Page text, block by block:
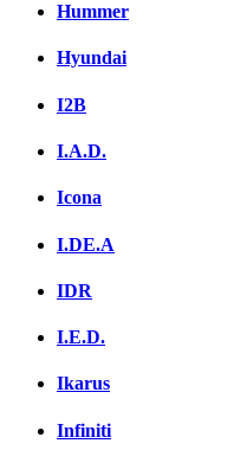
Hummer
Hyundai
I2B
I.A.D.
Icona
I.DE.A
IDR
I.E.D.
Ikarus
Infiniti